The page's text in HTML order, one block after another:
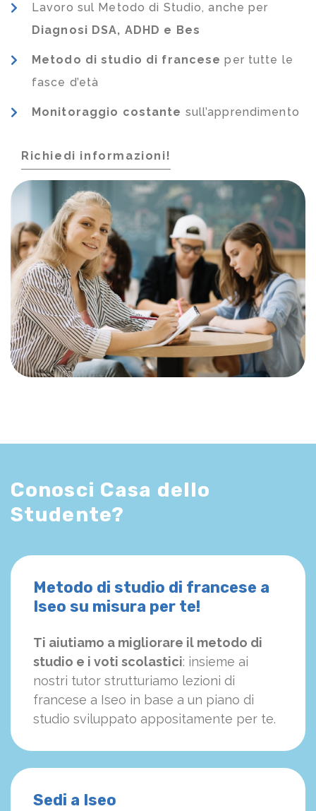
Lavoro sul Metodo di Studio, anche per
Diagnosi DSA, ADHD e Bes
Metodo di studio di francese per tutte le
fasce d’età
Monitoraggio costante sull’apprendimento
Richiedi informazioni!
Conosci Casa dello
Studente?
Metodo di studio di francese a
Iseo su misura per te!
Ti aiutiamo a migliorare il metodo di
studio e i voti scolastici: insieme ai
nostri tutor strutturiamo lezioni di
francese a Iseo in base a un piano di
studio sviluppato appositamente per te.
Sedi a Iseo